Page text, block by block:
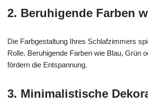
2. Beruhigende Farben
Die Farbgestaltung Ihres Schlafzimmers
Rolle. Beruhigende Farben wie Blau, Grün
fördern die Entspannung.
3. Minimalistische